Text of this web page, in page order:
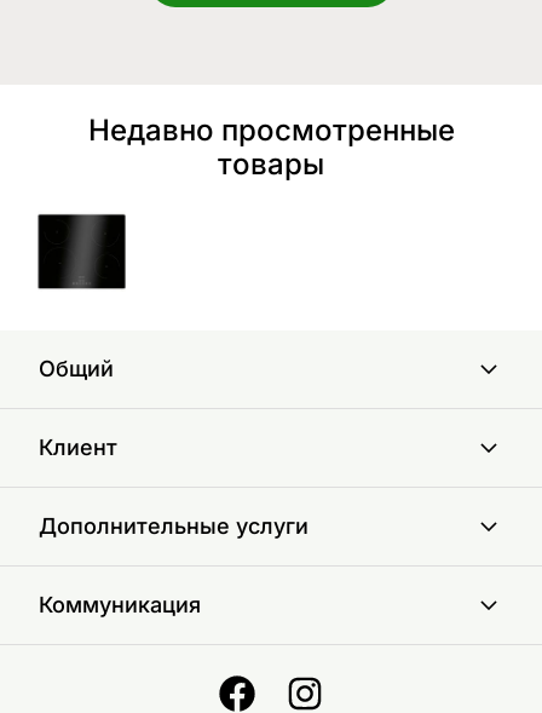
Недавно просмотренные
товары
Общий
Клиент
Дополнительные услуги
Коммуникация